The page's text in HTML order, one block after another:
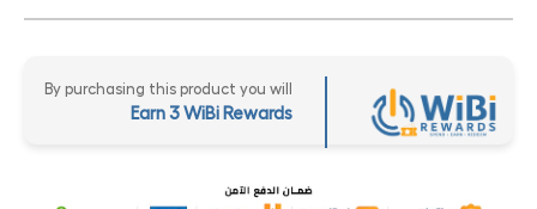
By purchasing this product you will
Earn 3 WiBi Rewards